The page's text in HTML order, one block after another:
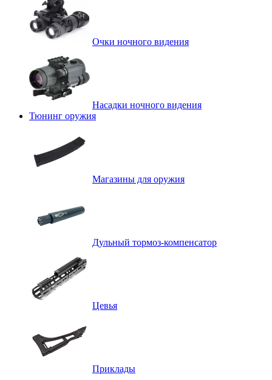
Очки ночного видения
Насадки ночного видения
Тюнинг оружия
Магазины для оружия
Дульный тормоз-компенсатор
Цевья
Приклады